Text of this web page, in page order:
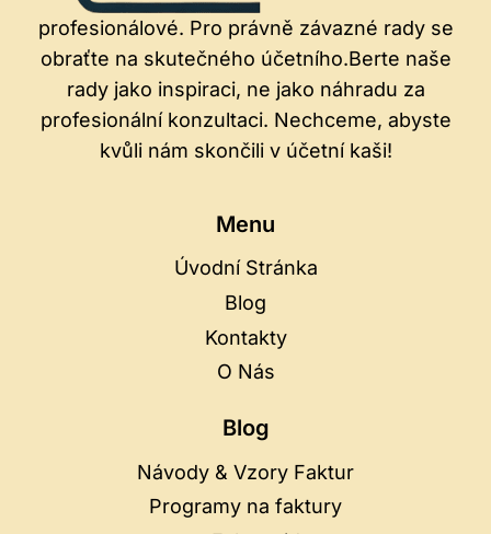
profesionálové. Pro právně závazné rady se
obraťte na skutečného účetního.Berte naše
rady jako inspiraci, ne jako náhradu za
profesionální konzultaci. Nechceme, abyste
kvůli nám skončili v účetní kaši!
Menu
Úvodní Stránka
Blog
Kontakty
O Nás
Blog
Návody & Vzory Faktur
Programy na faktury